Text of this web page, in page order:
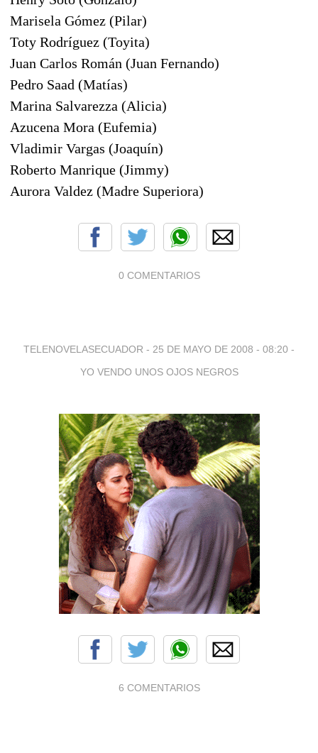
Marisela Gómez (Pilar)
Toty Rodríguez (Toyita)
Juan Carlos Román (Juan Fernando)
Pedro Saad (Matías)
Marina Salvarezza (Alicia)
Azucena Mora (Eufemia)
Vladimir Vargas (Joaquín)
Roberto Manrique (Jimmy)
Aurora Valdez (Madre Superiora)
0 COMENTARIOS
TELENOVELASECUADOR - 25 DE MAYO DE 2008 - 08:20 -
YO VENDO UNOS OJOS NEGROS
6 COMENTARIOS